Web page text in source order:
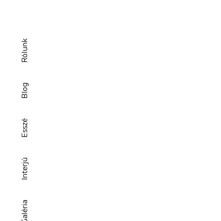
Galéria
Interjú
Esszé
Blog
Rólunk